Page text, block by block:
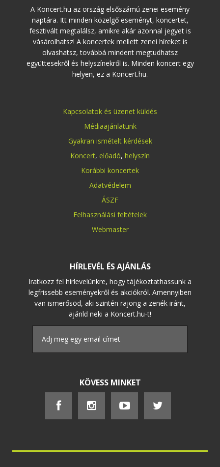
A Koncert.hu az ország elsőszámú zenei esemény
naptára. Itt minden közelgő eseményt, koncertet,
fesztivált megtalálsz, amikre akár azonnal jegyet is
vásárolhatsz! A koncertek mellett zenei híreket is
olvashatsz, továbbá mindent megtudhatsz
együttesekről és helyszínekről is. Minden koncert egy
helyen, ez a Koncert.hu.
Kapcsolatok és üzenet küldés
Médiaajánlatunk
Gyakran ismételt kérdések
Koncert, előadó, helyszín
Korábbi koncertek
Adatvédelem
ÁSZF
Felhasználási feltételek
Webmaster
HÍRLEVÉL ÉS AJÁNLÁS
Iratkozz fel hírlevelünkre, hogy tájékoztathassunk a
legfrissebb eseményekről és akciókról. Amennyiben
van ismerősöd, aki szintén rajong a zenék iránt,
ajánld neki a Koncert.hu-t!
KÖVESS MINKET